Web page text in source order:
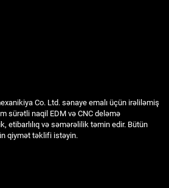
Co. Ltd. sənaye emalı üçün irəliləmiş
sürətli naqil EDM və CNC deləmə
etibarlılıq və səmərəlilik təmin edir. Bütün
qiymət təklifi istəyin.